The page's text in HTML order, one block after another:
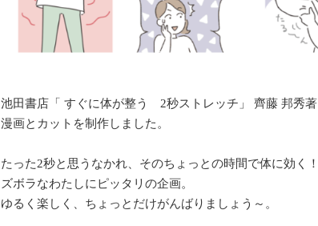
池田書店「 すぐに体が整う 2秒ストレッチ」 齊藤 邦秀著
漫画とカットを制作しました。
たった2秒と思うなかれ、そのちょっとの時間で体に効く！
ズボラなわたしにピッタリの企画。
ゆるく楽しく、ちょっとだけがんばりましょう～。